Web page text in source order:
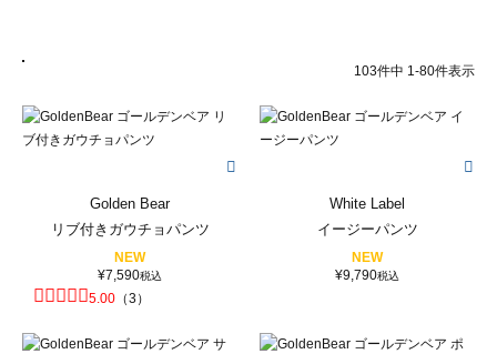
103件中 1-80件表示
Golden Bear
リブ付きガウチョパンツ
NEW
¥7,590税込
5.00 （3 ）
White Label
イージーパンツ
NEW
¥9,790税込